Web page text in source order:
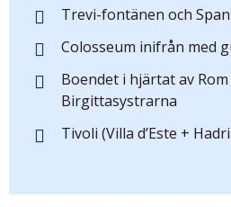
Trevi-fontänen och
Colosseum inifrån med
Boendet i hjärtat av
Birgittasystrarna
Tivoli (Villa d’Este +